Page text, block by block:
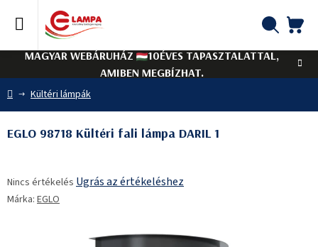
tartalomhoz
MAGYAR WEBÁRUHÁZ
10ÉVES TAPASZTALATTAL,
AMIBEN MEGBÍZHAT.
Kezdőlap
Kültéri lámpák
EGLO 98718 Kültéri fali lámpa DARIL 1
termék
átlagos
Nincs értékelés Ugrás az értékeléshez
Márka: EGLO